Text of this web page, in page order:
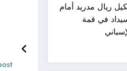
ريال مدريد أمام
في قمة